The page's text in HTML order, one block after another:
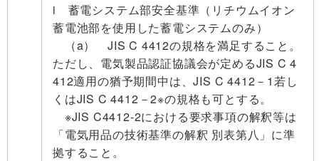
i 蓄電システム部安全基準（リチウムイオン
蓄電池部を使用した蓄電システムのみ）
（a） JIS C 4412の規格を満足すること。
ただし、電気製品認証協議会が定めるJIS C 4
412適用の猶予期間中は、JIS C 4412－1若し
くはJIS C 4412－2※の規格も可とする。
※JIS C4412-2における要求事項の解釈等は
「電気用品の技術基準の解釈 別表第八」に準
拠すること。